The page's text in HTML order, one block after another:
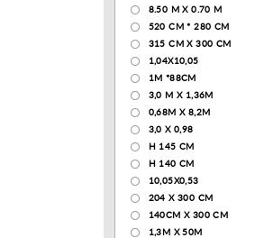
8.50 M X 0.70 M
520 СМ * 280 СМ
315 CM X 300 CM
1,04X10,05
1М *88СМ
3,0 М Х 1,36М
0,68М Х 8,2М
3,0 Х 0,98
H 145 CM
H 140 CM
10,05Х0,53
204 Х 300 СМ
140CM X 300 CM
1,3М Х 50М